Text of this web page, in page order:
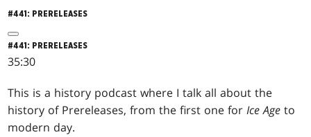
#441: PRERELEASES
#441: PRERELEASES
35:30
This is a history podcast where I talk all about the
history of Prereleases, from the first one forIce Age to
modern day.